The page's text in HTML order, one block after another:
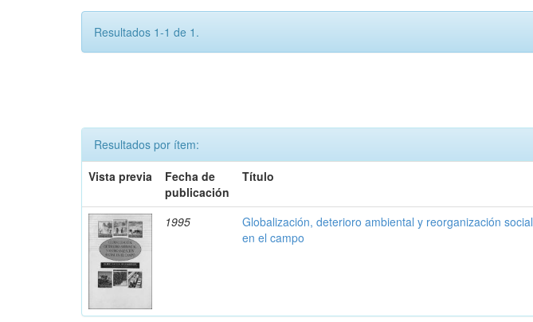
Resultados 1-1 de 1.
Resultados por ítem:
Vista previa
Fecha de
publicación
Título
1995
Globalización, deterioro ambiental y reorganización social
en el campo